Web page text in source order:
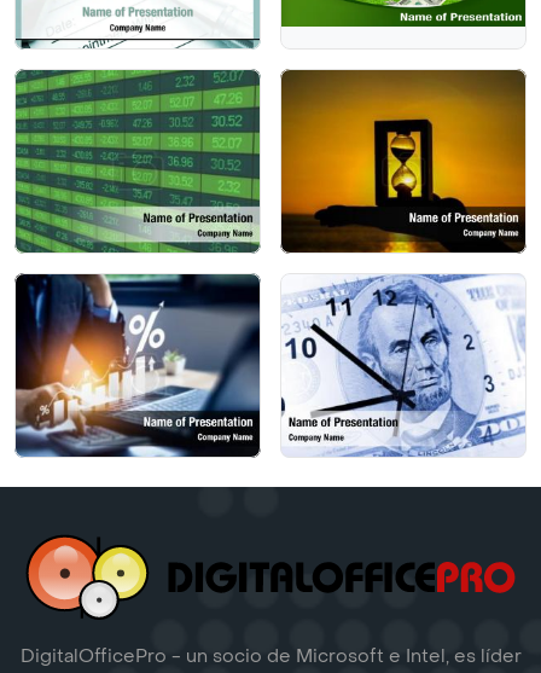
DigitalOfficePro - un socio de Microsoft e Intel, es líder